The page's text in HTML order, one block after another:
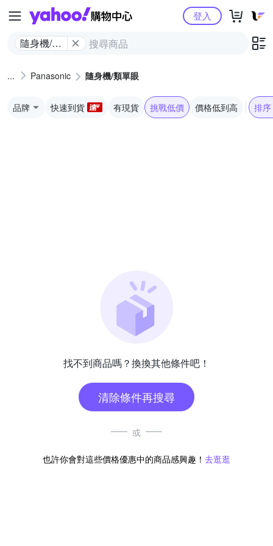
Yahoo購物中心
隨身機/類
登入
Panasonic 隨身機/類單眼
品牌 快速到貨 有現貨 挑戰低價 價格低到高 排序
找不到商品嗎？換換其他條件吧！
清除條件再搜尋
或
也許你會對這些價格優惠中的商品感興趣！ 去逛逛